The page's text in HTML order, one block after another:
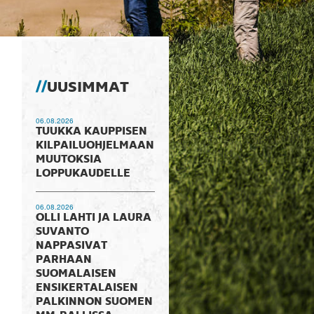
UUSIMMAT
06.08.2026
TUUKKA KAUPPISEN
KILPAILUOHJELMAAN
MUUTOKSIA
LOPPUKAUDELLE
06.08.2026
OLLI LAHTI JA LAURA
SUVANTO
NAPPASIVAT
PARHAAN
SUOMALAISEN
ENSIKERTALAISEN
PALKINNON SUOMEN